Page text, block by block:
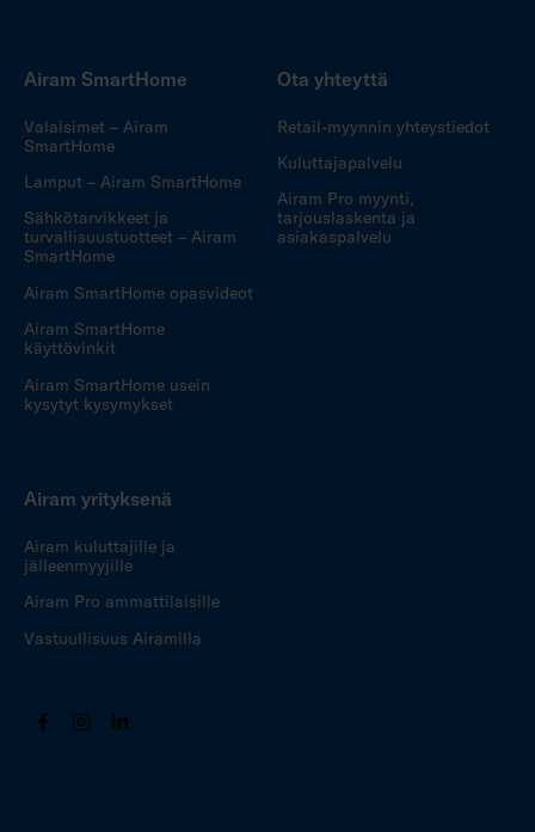
Airam SmartHome
Valaisimet – Airam
SmartHome
Lamput – Airam SmartHome
Sähkötarvikkeet ja
turvallisuustuotteet – Airam
SmartHome
Airam SmartHome opasvideot
Airam SmartHome
käyttövinkit
Airam SmartHome usein
kysytyt kysymykset
Ota yhteyttä
Retail-myynnin yhteystiedot
Kuluttajapalvelu
Airam Pro myynti,
tarjouslaskenta ja
asiakaspalvelu
Airam yrityksenä
Airam kuluttajille ja
jälleenmyyjille
Airam Pro ammattilaisille
Vastuullisuus Airamilla